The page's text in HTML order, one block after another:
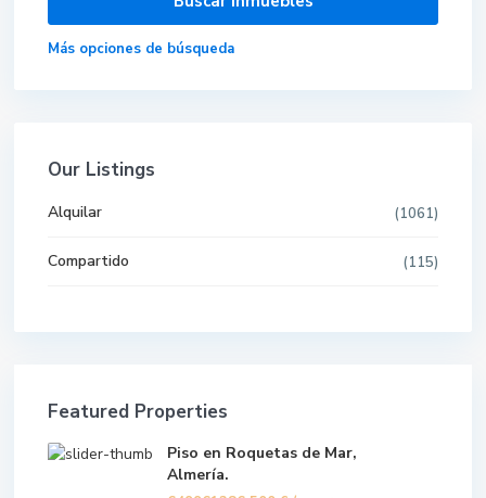
Más opciones de búsqueda
Our Listings
Alquilar (1061)
Compartido (115)
Featured Properties
Piso en Roquetas de Mar,
Almería.